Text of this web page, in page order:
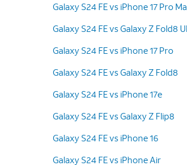
Galaxy S24 FE vs iPhone 17 Pro
Galaxy S24 FE vs Galaxy Z Fold8
Galaxy S24 FE vs iPhone 17 Pro
Galaxy S24 FE vs Galaxy Z Fold8
Galaxy S24 FE vs iPhone 17e
Galaxy S24 FE vs Galaxy Z Flip8
Galaxy S24 FE vs iPhone 16
Galaxy S24 FE vs iPhone Air